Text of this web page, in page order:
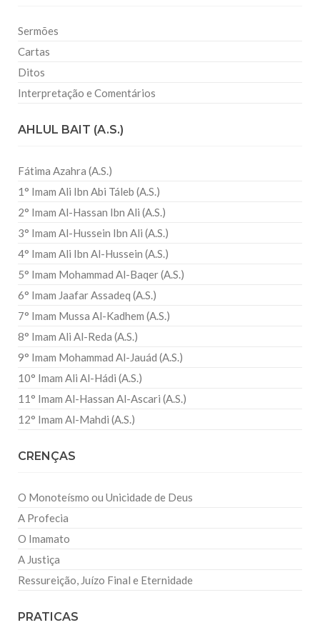
Sermões
Cartas
Ditos
Interpretação e Comentários
AHLUL BAIT (A.S.)
Fátima Azahra (A.S.)
1° Imam Ali Ibn Abi Táleb (A.S.)
2° Imam Al-Hassan Ibn Ali (A.S.)
3° Imam Al-Hussein Ibn Ali (A.S.)
4° Imam Ali Ibn Al-Hussein (A.S.)
5° Imam Mohammad Al-Baqer (A.S.)
6° Imam Jaafar Assadeq (A.S.)
7° Imam Mussa Al-Kadhem (A.S.)
8° Imam Ali Al-Reda (A.S.)
9° Imam Mohammad Al-Jauád (A.S.)
10° Imam Ali Al-Hádi (A.S.)
11° Imam Al-Hassan Al-Ascari (A.S.)
12° Imam Al-Mahdi (A.S.)
CRENÇAS
O Monoteísmo ou Unicidade de Deus
A Profecia
O Imamato
A Justiça
Ressureição, Juízo Final e Eternidade
PRATICAS